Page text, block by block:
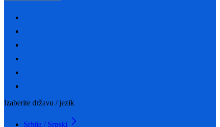
Izaberite državu / jezik
Srbija / Srpski